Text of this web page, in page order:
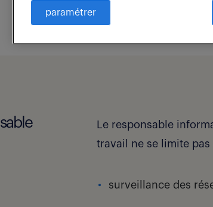
Le responsable
travail ne se limite pas
surveillance des
paramétrer